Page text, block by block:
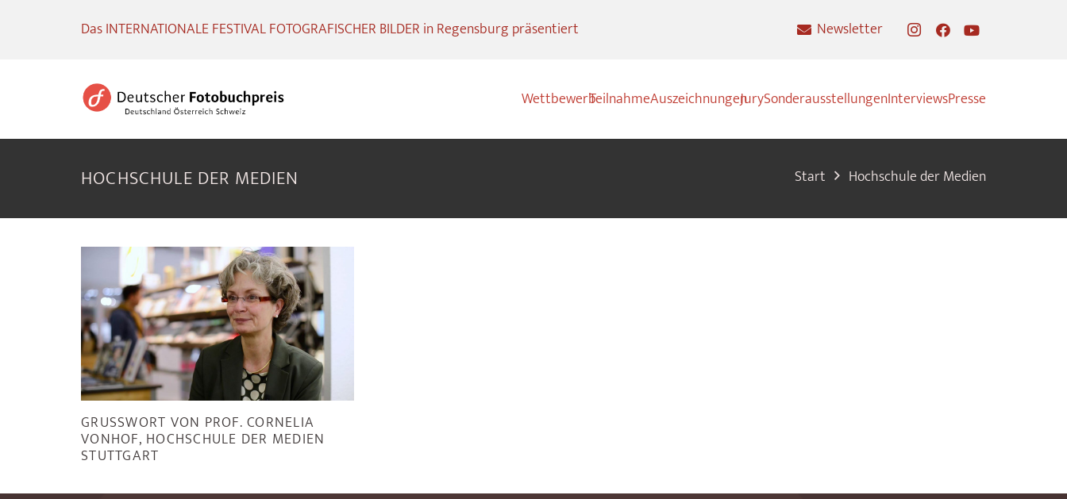
Das INTERNATIONALE FESTIVAL FOTOGRAFISCHER BILDER in Regensburg präsentiert Newsletter
WettbewerbTeilnahmeAuszeichnungenJurySonderausstellungenInterviewsPresse
HOCHSCHULE DER MEDIEN Start Hochschule der Medien
GRUSSWORT VON PROF. CORNELIA V
ONHOF, HOCHSCHULE DER MEDIEN S
TUTTGART